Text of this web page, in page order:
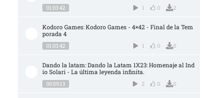
01:03:42 1 0 2
Kodoro Games: Kodoro Games - 4×42 - Final de la Tem
porada 4
01:03:42 1 0 0
Dando la latam: Dando la Latam 1X23: Homenaje al Ind
io Solari - La última leyenda infinita.
00:59:13 2 0 0